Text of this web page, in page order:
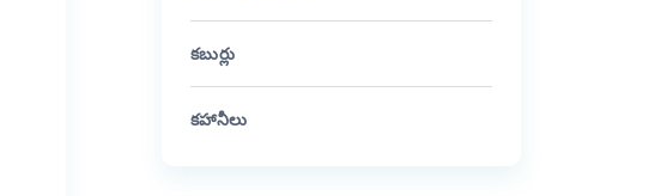
కబుర్లు
కహానీలు